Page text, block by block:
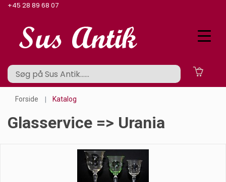
+45 28 89 68 07
Forside Katalog
Glasservice => Urania